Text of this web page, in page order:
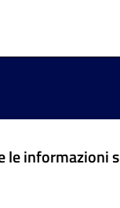
le informazioni